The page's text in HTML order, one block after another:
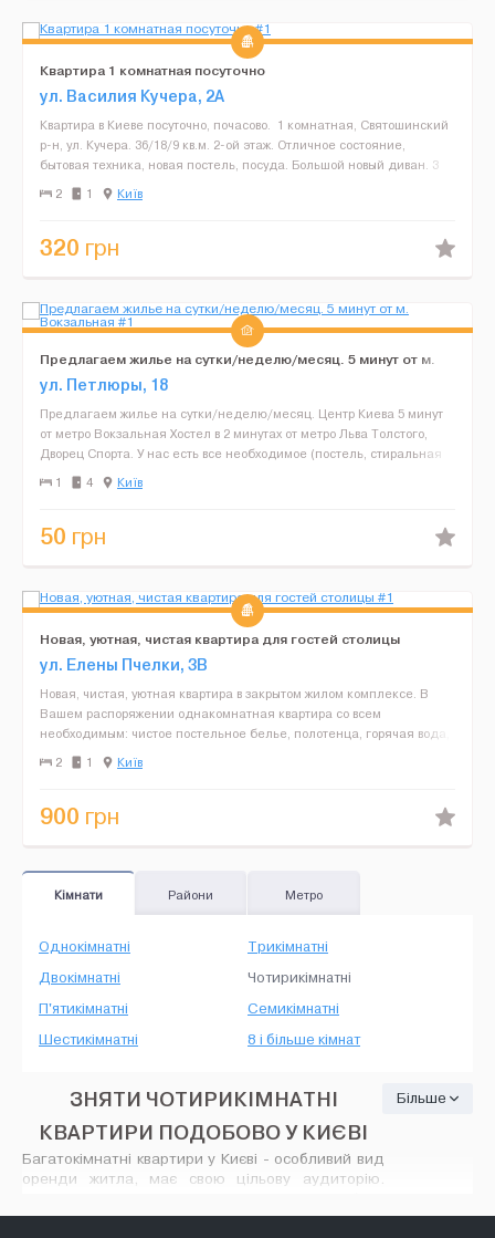
Квартира 1 комнатная посуточно
ул. Василия Кучера, 2А
Квартира в Киеве посуточно, почасово. 1 комнатная, Святошинский
р-н, ул. Кучера. 36/18/9 кв.м. 2-ой этаж. Отличное состояние,
бытовая техника, новая постель, посуда. Большой новый диван. 3
спальных места. Интернет. Wi-Fi. Бо...
2 1 Київ
320 грн
Предлагаем жилье на сутки/неделю/месяц. 5 минут от м.
Вокзальная
ул. Петлюры, 18
Предлагаем жилье на сутки/неделю/месяц. Центр Киева 5 минут
от метро Вокзальная Хостел в 2 минутах от метро Льва Толстого,
Дворец Спорта. У нас есть все необходимое (постель, стиральная
машина, утюг, кухня, интернет, холодильник)...
1 4 Київ
50 грн
Новая, уютная, чистая квартира для гостей столицы
ул. Елены Пчелки, 3В
Новая, чистая, уютная квартира в закрытом жилом комплексе. В
Вашем распоряжении однакомнатная квартира со всем
необходимым: чистое постельное белье, полотенца, горячая вода,
WiFi, посуда, чайник, варочная поверхность, вытяжка, хол...
2 1 Київ
900 грн
Кімнати Райони Метро
Однокімнатні
Двокімнатні
Трикімнатні
Чотирикімнатні
П'ятикімнатні
Шестикімнатні
Семикімнатні
8 і більше кімнат
ЗНЯТИ ЧОТИРИКІМНАТНІ
КВАРТИРИ ПОДОБОВО У КИЄВІ
Багатокімнатні квартири у Києві - особливий вид
оренди житла, має свою цільову аудиторію.
можна:
Більше